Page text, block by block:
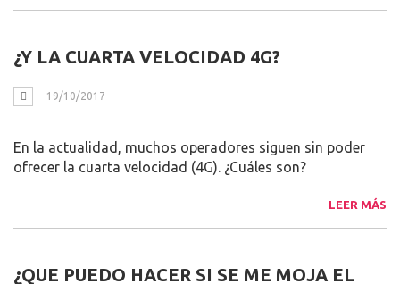
¿Y LA CUARTA VELOCIDAD 4G?
19/10/2017
En la actualidad, muchos operadores siguen sin poder
ofrecer la cuarta velocidad (4G). ¿Cuáles son?
LEER MÁS
¿QUE PUEDO HACER SI SE ME MOJA EL